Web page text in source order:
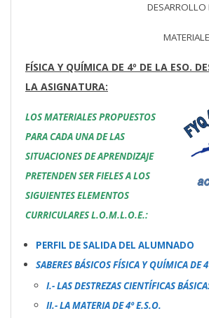
DESARROLLO
FÍSICA Y QUÍMICA DE 4º DE LA ESO.
LA ASIGNATURA:
LOS MATERIALES PROPUESTOS
PARA CADA UNA DE LAS
SITUACIONES DE APRENDIZAJE
PRETENDEN SER FIELES A LOS
SIGUIENTES ELEMENTOS
CURRICULARES L.O.M.L.O.E.:
PERFIL DE SALIDA DEL ALUMNADO
SABERES BÁSICOS FÍSICA Y QUÍMICA DE
I.- LAS DESTREZAS CIENTÍFICAS
II.- LA MATERIA DE 4º E.S.O.